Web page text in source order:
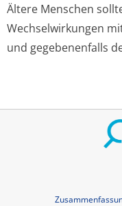
Ältere Menschen
Wechselwirkungen
und gegebenenfalls